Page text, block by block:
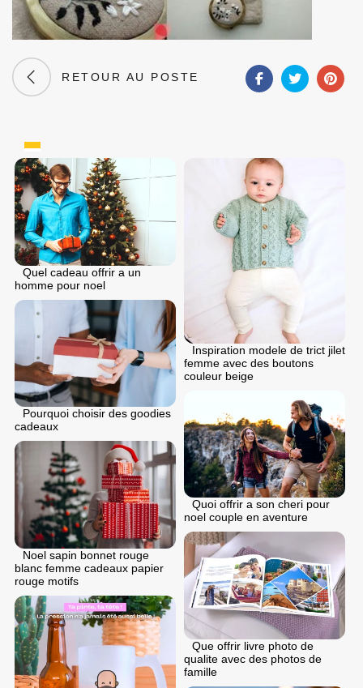
RETOUR AU POSTE
Quel cadeau offrir a un
homme pour noel
Inspiration modele de trict jilet
femme avec des boutons
couleur beige
Pourquoi choisir des goodies
cadeaux
Quoi offrir a son cheri pour
noel couple en aventure
Noel sapin bonnet rouge
blanc femme cadeaux papier
rouge motifs
Que offrir livre photo de
qualite avec des photos de
famille